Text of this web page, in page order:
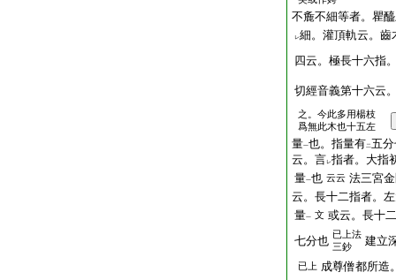
不麁不細等者。瞿
レ細。灌頂軌云。齒
四云。極長十六指
切經音義第十六云
之。今此多用楊枝
爲無此木也十五左
量一也。指量有二五
云。言レ指者。大指
量一也 云云 法三宮
云。長十二指者。
量一 文 或云。長十
七分也 已上法
三鈔
建立
已上 成尊僧都所造